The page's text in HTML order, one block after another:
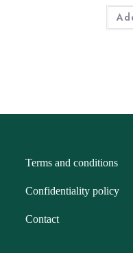
Terms and conditions
Confidentiality policy
Contact